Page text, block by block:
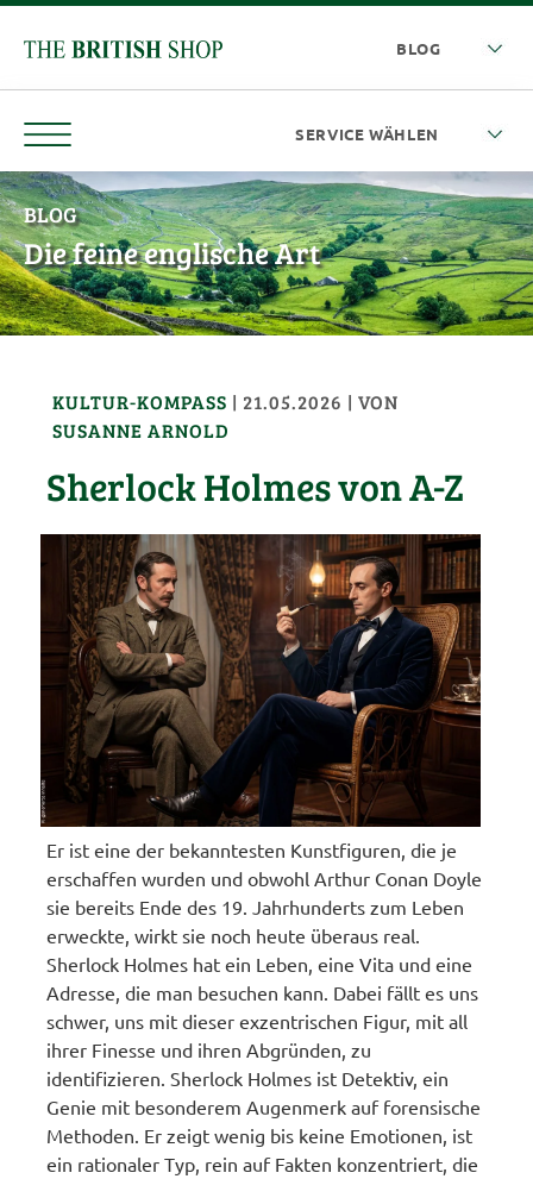
BLOG
Die feine englische Art
KULTUR-KOMPASS | 21.05.2026 | VON
SUSANNE ARNOLD
Sherlock Holmes von A-Z
Er ist eine der bekanntesten Kunstfiguren, die je
erschaffen wurden und obwohl Arthur Conan Doyle
sie bereits Ende des 19. Jahrhunderts zum Leben
erweckte, wirkt sie noch heute überaus real.
Sherlock Holmes hat ein Leben, eine Vita und eine
Adresse, die man besuchen kann. Dabei fällt es uns
schwer, uns mit dieser exzentrischen Figur, mit all
ihrer Finesse und ihren Abgründen, zu
identifizieren. Sherlock Holmes ist Detektiv, ein
Genie mit besonderem Augenmerk auf forensische
Methoden. Er zeigt wenig bis keine Emotionen, ist
ein rationaler Typ, rein auf Fakten konzentriert, die